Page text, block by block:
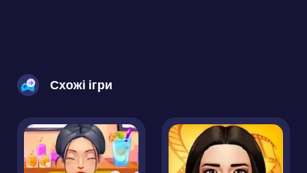
Схожі ігри